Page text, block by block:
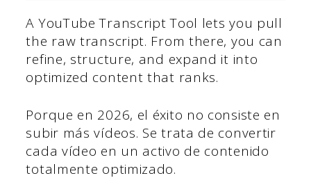
A YouTube Transcript Tool lets you pull
the raw transcript. From there, you can
refine, structure, and expand it into
optimized content that ranks.
Porque en 2026, el éxito no consiste en
subir más vídeos. Se trata de convertir
cada vídeo en un activo de contenido
totalmente optimizado.